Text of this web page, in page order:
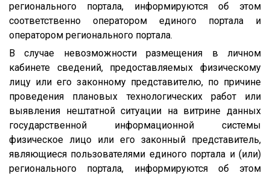
регионального портала, информируются об этом
соответственно оператором единого портала и
оператором регионального портала.
В случае невозможности размещения в личном
кабинете сведений, предоставляемых физическому
лицу или его законному представителю, по причине
проведения плановых технологических работ или
выявления нештатной ситуации на витрине данных
государственной информационной системы
физическое лицо или его законный представитель,
являющиеся пользователями единого портала и (или)
регионального портала, информируются об этом